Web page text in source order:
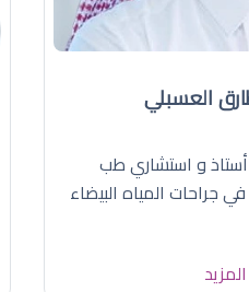
العسبلي
أستاذ و استشاري طب
المياه البيضاء